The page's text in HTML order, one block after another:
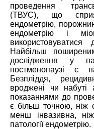
проведення
(ТВУС), що сприяє
ендометрію,
ендометрію і
використовуватися
Найбільш
дослідження у
постменопаузі є
Безпліддя,
вроджені чи набуті
показаннями до
є більш точною, ніж
менш інвазивна,
патології ендометрію.